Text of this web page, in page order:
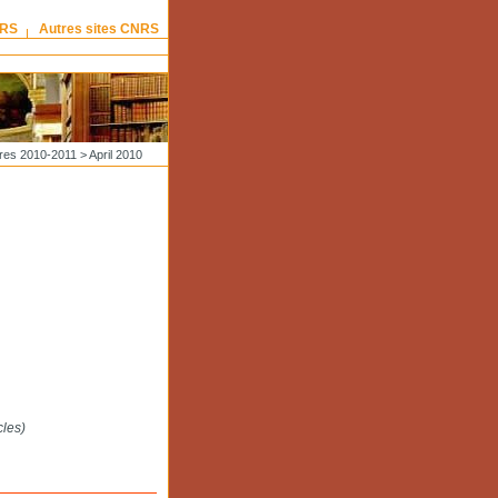
Autres sites CNRS
2010-2011 > April 2010